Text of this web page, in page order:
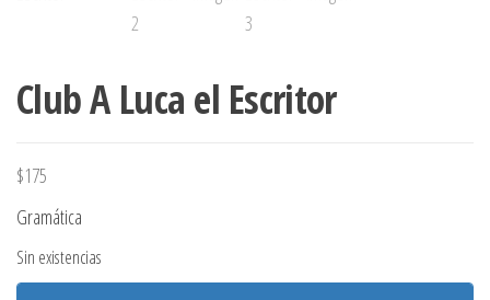
Club A Luca el Escritor
$175
Gramática
Sin existencias